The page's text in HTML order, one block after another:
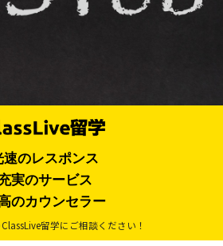
速のレスポンス
実のサービス
のカウンセラー
留学にご相談ください！